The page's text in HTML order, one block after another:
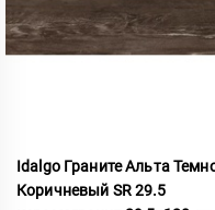
Idalgo Граните Альта
Коричневый SR 29.5